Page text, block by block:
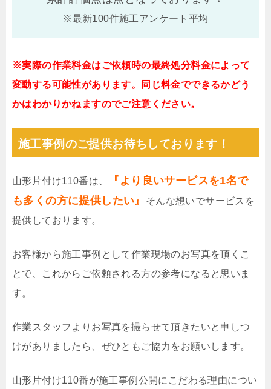
※最新100件施工アンケート平均
※実際の作業料金はご依頼時の最終処分料金によって
変動する可能性があります。同じ料金でできるかどう
かはわかりかねますのでご注意ください。
施工事例のご提供お待ちしております！
山形片付け110番は、
『より良いサービスを1名で
も多くの方に提供したい』
そんな想いでサービスを
提供しております。
お客様から施工事例として作業現場のお写真を頂くこ
とで、これからご依頼される方の参考になると思いま
す。
作業スタッフよりお写真を撮らせて頂きたいと申しつ
けがありましたら、ぜひともご協力をお願いします。
山形片付け110番が施工事例公開にこだわる理由につい